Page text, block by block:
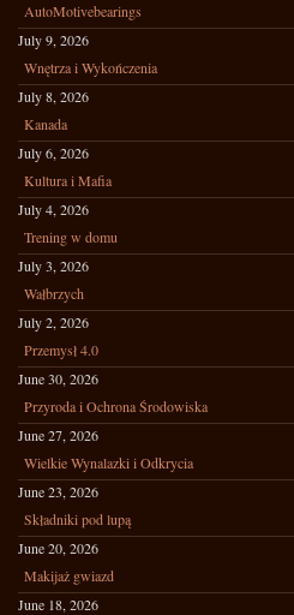
AutoMotivebearings
July 9, 2026
Wnętrza i Wykończenia
July 8, 2026
Kanada
July 6, 2026
Kultura i Mafia
July 4, 2026
Trening w domu
July 3, 2026
Wałbrzych
July 2, 2026
Przemysł 4.0
June 30, 2026
Przyroda i Ochrona Środowiska
June 27, 2026
Wielkie Wynalazki i Odkrycia
June 23, 2026
Składniki pod lupą
June 20, 2026
Makijaż gwiazd
June 18, 2026